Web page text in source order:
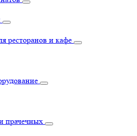
ресторанов и кафе
прачечных